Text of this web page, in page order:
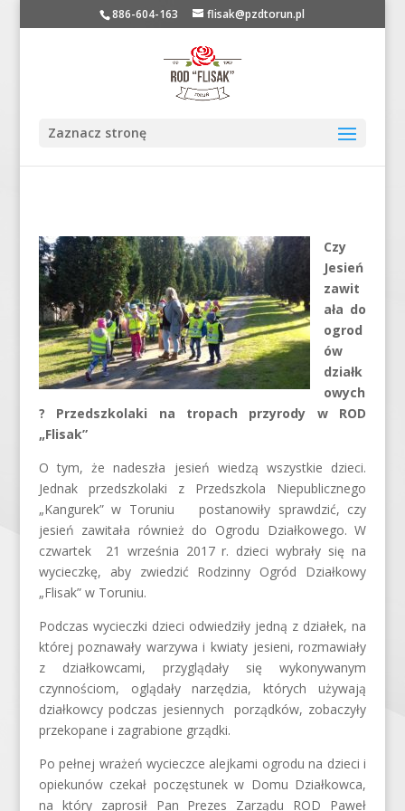
886-604-163 flisak@pzdtorun.pl
Zaznacz stronę
Czy
Jesień
zawit
ała do
ogrod
ów
działk
owych
? Przedszkolaki na tropach przyrody w ROD
„Flisak”
O tym, że nadeszła jesień wiedzą wszystkie dzieci.
Jednak przedszkolaki z Przedszkola Niepublicznego
„Kangurek” w Toruniu postanowiły sprawdzić, czy
jesień zawitała również do Ogrodu Działkowego. W
czwartek 21 września 2017 r. dzieci wybrały się na
wycieczkę, aby zwiedzić Rodzinny Ogród Działkowy
„Flisak” w Toruniu.
Podczas wycieczki dzieci odwiedziły jedną z działek, na
której poznawały warzywa i kwiaty jesieni, rozmawiały
z działkowcami, przyglądały się wykonywanym
czynnościom, oglądały narzędzia, których używają
działkowcy podczas jesiennych porządków, zobaczyły
przekopane i zagrabione grządki.
Po pełnej wrażeń wycieczce alejkami ogrodu na dzieci i
opiekunów czekał poczęstunek w Domu Działkowca,
na który zaprosił Pan Prezes Zarządu ROD Paweł